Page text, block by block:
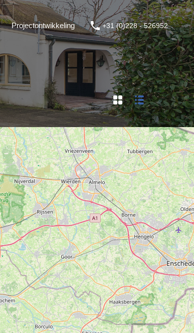
Projectontwikkeling +31 (0)228 - 526952